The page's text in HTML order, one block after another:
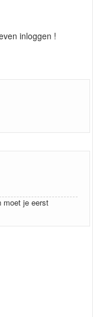
inloggen !
moet je eerst